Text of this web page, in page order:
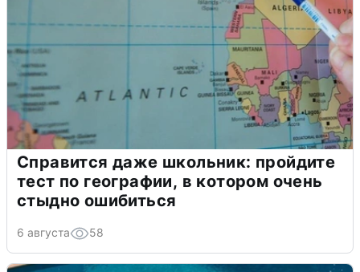
Справится даже школьник: пройдите
тест по географии, в котором очень
стыдно ошибиться
6 августа 58